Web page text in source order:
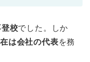
校でした。しか
は会社の代表を務